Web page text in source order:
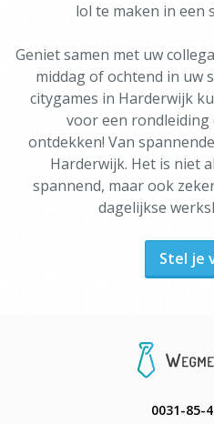
lol te maken in een
Geniet samen met uw
middag of ochtend in uw
citygames in Harderwijk
voor een rondleiding
ontdekken! Van
Harderwijk. Het is niet
spannend, maar ook
dagelijkse
Stel je
0031-85-